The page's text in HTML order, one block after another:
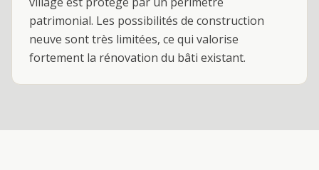
patrimonial. Les possibilités de construction
neuve sont très limitées, ce qui valorise
fortement la rénovation du bâti existant.